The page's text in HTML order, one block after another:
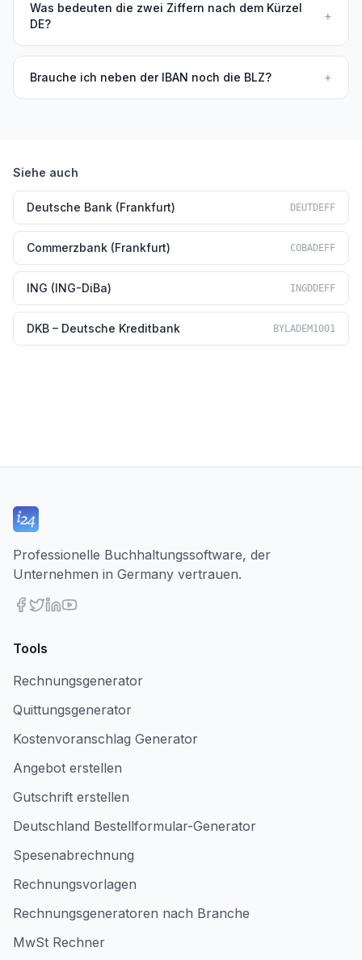
Was bedeuten die zwei Ziffern nach dem Kürzel
DE?
+
Brauche ich neben der IBAN noch die BLZ? +
Siehe auch
Deutsche Bank (Frankfurt) DEUTDEFF
Commerzbank (Frankfurt) COBADEFF
ING (ING-DiBa) INGDDEFF
DKB – Deutsche Kreditbank BYLADEM1001
Professionelle Buchhaltungssoftware, der
Unternehmen in Germany vertrauen.
Tools
Rechnungsgenerator
Quittungsgenerator
Kostenvoranschlag Generator
Angebot erstellen
Gutschrift erstellen
Deutschland Bestellformular-Generator
Spesenabrechnung
Rechnungsvorlagen
Rechnungsgeneratoren nach Branche
MwSt Rechner